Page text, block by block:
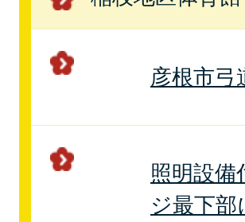
彦根市弓
照明設備
ジ最下